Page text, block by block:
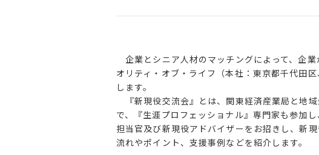
企業とシニア人材のマッチングによって、企
オリティ・オブ・ライフ（本社：東京都千代田
します。
『新現役交流会』とは、関東経済産業局と地
で、『生涯プロフェッショナル』専門家も参加
担当官及び新現役アドバイザーをお招きし、新
流れやポイント、支援事例などを紹介します。